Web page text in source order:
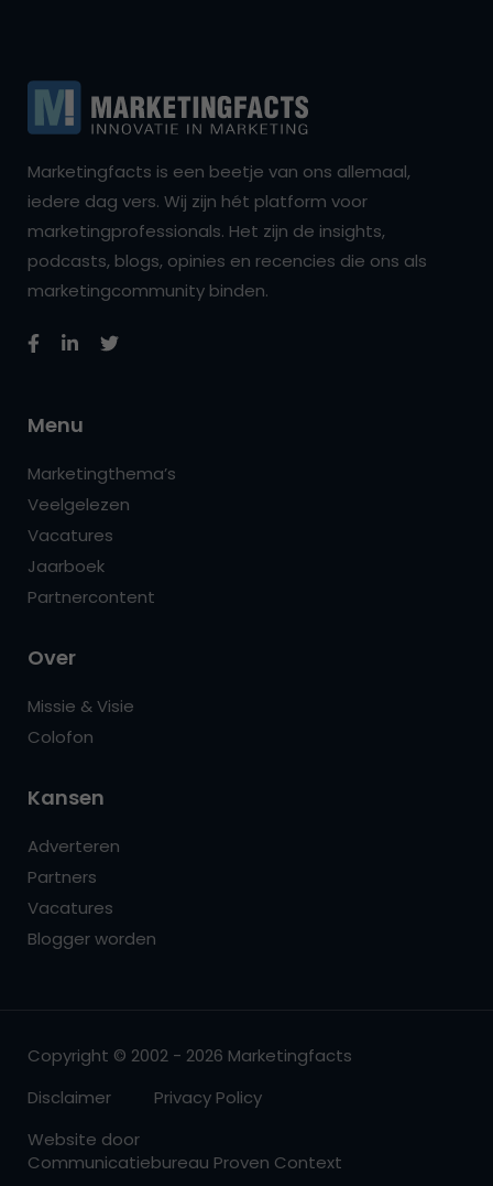
Marketingfacts is een beetje van ons allemaal,
iedere dag vers. Wij zijn hét platform voor
marketingprofessionals. Het zijn de insights,
podcasts, blogs, opinies en recencies die ons als
marketingcommunity binden.
Menu
Marketingthema’s
Veelgelezen
Vacatures
Jaarboek
Partnercontent
Over
Missie & Visie
Colofon
Kansen
Adverteren
Partners
Vacatures
Blogger worden
Copyright © 2002 - 2026 Marketingfacts
Disclaimer
Privacy Policy
Website door
Communicatiebureau Proven Context